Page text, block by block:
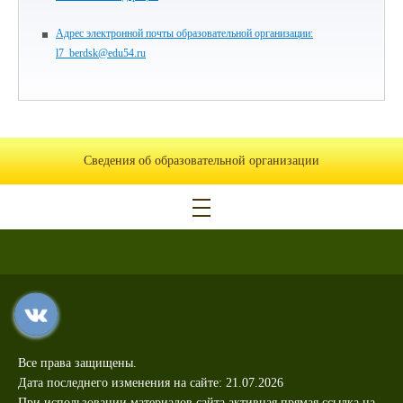
Адрес электронной почты образовательной организации:
l7_berdsk@edu54.ru
Сведения об образовательной организации
Все права защищены.
Дата последнего изменения на сайте: 21.07.2026